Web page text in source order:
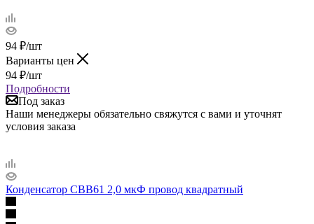
94 ₽/шт
Варианты цен
94 ₽/шт
Подробности
Под заказ
Наши менеджеры обязательно свяжутся с вами и уточнят
условия заказа
Конденсатор СВВ61 2,0 мкФ провод квадратный